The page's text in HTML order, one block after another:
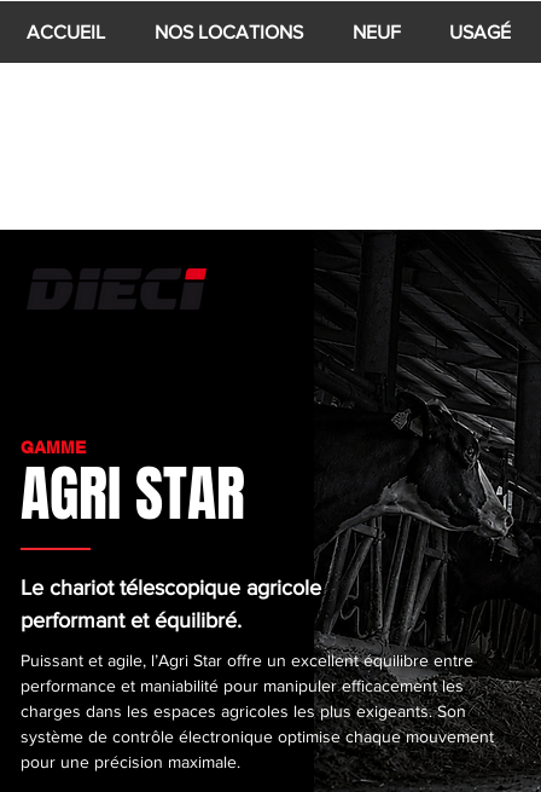
ACCUEIL NOS LOCATIONS NEUF USAGÉ
GAMME
AGRI STAR
Puissant et agile, l’Agri Star offre un excellent équilibre entre
performance et maniabilité pour manipuler efficacement les
charges dans les espaces agricoles les plus exigeants. Son
système de contrôle électronique optimise chaque mouvement
pour une précision maximale.
Le chariot télescopique agricole
performant et équilibré.